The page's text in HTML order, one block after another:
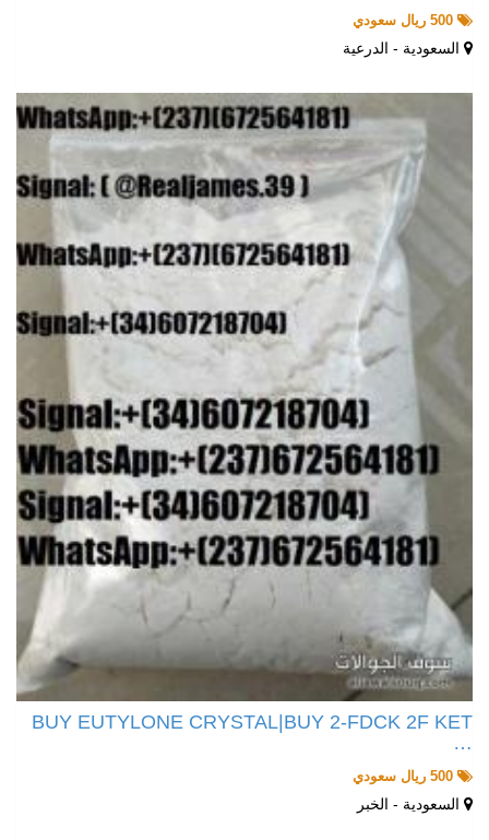
السعودية - الدرعية
BUY EUTYLONE CRYSTAL|BUY 2-FDCK 2F KET
…
السعودية - الخبر